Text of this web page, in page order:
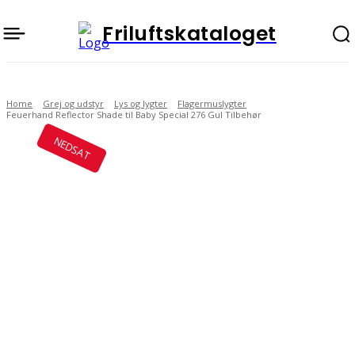
Friluftskataloget
Home Grej og udstyr Lys og lygter
Flagermuslygter
Feuerhand Reflector Shade til Baby Special 276 Gul Tilbehør
NEDSAT